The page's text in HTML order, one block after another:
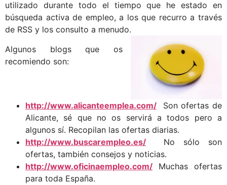
utilizado durante todo el tiempo que he estado en
búsqueda activa de empleo, a los que recurro a través
de RSS y los consulto a menudo.
Algunos blogs que os
recomiendo son:
http://www.alicanteemplea.com/
Son ofertas de
Alicante, sé que no os servirá a todos pero a
algunos sí. Recopilan las ofertas diarias.
http://www.buscarempleo.es/ No sólo son
ofertas, también consejos y noticias.
http://www.oficinaempleo.com/
Muchas ofertas
para toda España.